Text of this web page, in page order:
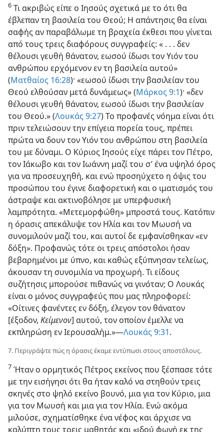
6 Τι ακριβώς είπε ο Ιησούς σχετικά με το ότι θα
έβλεπαν τη βασιλεία του Θεού; Η απάντησις θα είναι
σαφής αν παραβάλωμε τη βραχεία έκθεσι που γίνεται
από τους τρεις διαφόρους συγγραφείς: « . . . δεν
θέλουσι γευθή θάνατον, εωσού ίδωσι τον Υιόν του
ανθρώπου ερχόμενον εν τη βασιλεία αυτού»
(Ματθαίος 16:28)· «εωσού ίδωσι την βασιλείαν του
Θεού ελθούσαν μετά δυνάμεως» (Μάρκος 9:1)· «δεν
θέλουσι γευθή θάνατον, εωσού ίδωσι την βασιλείαν
του Θεού.» (Λουκάς 9:27) Το προφανές νόημα είναι ότι
πριν τελειώσουν την επίγεια πορεία τους, πρέπει
πρώτα να δουν τον Υιόν του ανθρώπου στη βασιλεία
του με δύναμι. Ο Κύριος Ιησούς είχε πάρει τον Πέτρο,
τον Ιάκωβο και τον Ιωάννη μαζί του σ’ ένα υψηλό όρος
για να προσευχηθή, και ενώ προσηύχετο η όψις του
προσώπου του έγινε διαφορετική και ο ιματισμός του
άστραψε και ακτινοβόλησε με υπερφυσική
λαμπρότητα. «Μετεμορφώθη» μπροστά τους. Κατόπιν
η όρασις απεκάλυψε τον Ηλία και τον Μωυσή να
συνομιλούν μαζί του, και αυτοί δε εμφανίσθηκαν «εν
δόξη». Προφανώς τότε οι τρεις απόστολοι ήσαν
βεβαρημένοι με ύπνο, και καθώς εξύπνησαν τελείως,
άκουσαν τη συνομιλία να προχωρή. Τι είδους
συζήτησις μπορούσε πιθανώς να γινόταν; Ο Λουκάς
είναι ο μόνος συγγραφεύς που μας πληροφορεί:
«Οίτινες φανέντες εν δόξη, έλεγον τον θάνατον
[έξοδον, Κείμενον] αυτού, τον οποίον έμελλε να
εκπληρώση εν Ιερουσαλήμ.»—Λουκάς 9:31.
7. Περιγράψτε πώς η όρασις έκαμε εντύπωσι στους αποστόλους.
7 Ήταν ο ορμητικός Πέτρος εκείνος που ξέσπασε τότε
με την εισήγησι ότι θα ήταν καλό να στηθούν τρεις
σκηνές στο ψηλό εκείνο βουνό, μια για τον Κύριο, μια
για τον Μωυσή και μια για τον Ηλία. Ενώ ακόμα
μιλούσε, σχηματίσθηκε ένα νέφος και άρχισε να
καλύπτη τους τρεις μαθητάς και «ιδού φωνή εκ της